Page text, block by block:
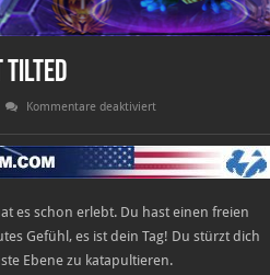
tilted
Kommentare deaktiviertfür
Tipps
damit
ihr
in
Hero
League
nicht
tilted
es schon erlebt. Du hast einen freien
Gefühl, es ist dein Tag! Du stürzt dich
Ebene zu katapultieren.